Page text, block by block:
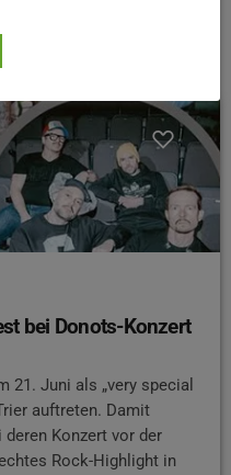
bei Donots-Konzert
21. Juni als „very special
auftreten. Damit
Konzert vor der
Rock-Highlight in